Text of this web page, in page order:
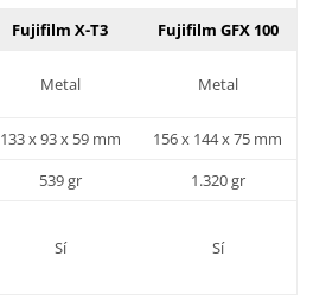
Fujifilm X-T3
Fujifilm GFX 100
Metal Metal
133 x 93 x 59 mm
156 x 144 x 75 mm
539 gr
1.320 gr
Sí Sí